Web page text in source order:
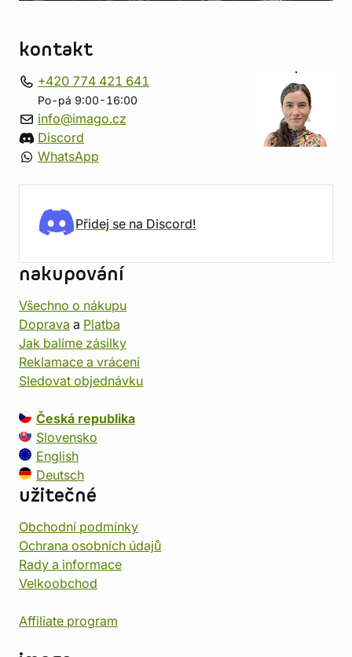
kontakt
+420 774 421 641
Po-pá 9:00-16:00
info@imago.cz
Discord
WhatsApp
Přidej se na Discord!
nakupování
Všechno o nákupu
Doprava a Platba
Jak balíme zásilky
Reklamace a vrácení
Sledovat objednávku
Česká republika
Slovensko
English
Deutsch
užitečné
Obchodní podmínky
Ochrana osobních údajů
Rady a informace
Velkoobchod
Affiliate program